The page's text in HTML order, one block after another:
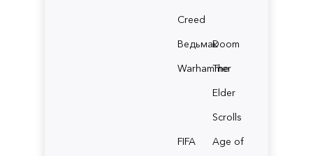
Creed
ВедьмакDoom
Warhammer
The
Elder
Scrolls
FIFA
Age of